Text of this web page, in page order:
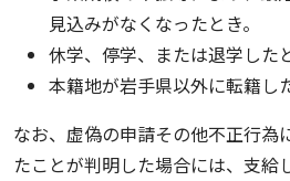
見込みがなくなったとき。
休学、停学、または退学した
本籍地が岩手県以外に転籍し
なお、虚偽の申請その他不正行為
たことが判明した場合には、支給